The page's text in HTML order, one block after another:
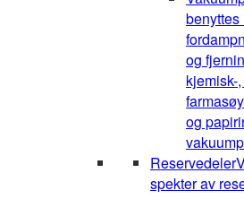
og
kjemisk-
og
Reservedeler
spekter av